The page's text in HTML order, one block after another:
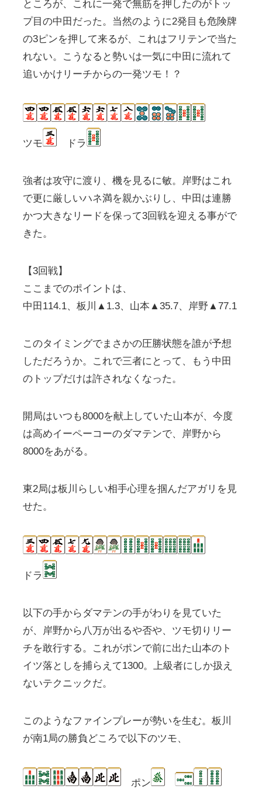
ところが、これに一発で無筋を押したのがトッ
プ目の中田だった。当然のように2発目も危険牌
の3ピンを押して来るが、これはフリテンで当た
れない。こうなると勢いは一気に中田に流れて
追いかけリーチからの一発ツモ！？
ツモ ドラ
強者は攻守に渡り、機を見るに敏。岸野はこれ
で更に厳しいハネ満を親かぶりし、中田は連勝
かつ大きなリードを保って3回戦を迎える事がで
きた。
【3回戦】
ここまでのポイントは、
中田114.1、板川▲1.3、山本▲35.7、岸野▲77.1
このタイミングでまさかの圧勝状態を誰が予想
しただろうか。これで三者にとって、もう中田
のトップだけは許されなくなった。
開局はいつも8000を献上していた山本が、今度
は高めイーペーコーのダマテンで、岸野から
8000をあがる。
東2局は板川らしい相手心理を掴んだアガリを見
せた。
ドラ
以下の手からダマテンの手がわりを見ていた
が、岸野から八万が出るや否や、ツモ切りリー
チを敢行する。これがポンで前に出た山本のト
イツ落としを捕らえて1300。上級者にしか扱え
ないテクニックだ。
このようなファインプレーが勢いを生む。板川
が南1局の勝負どころで以下のツモ、
ポン